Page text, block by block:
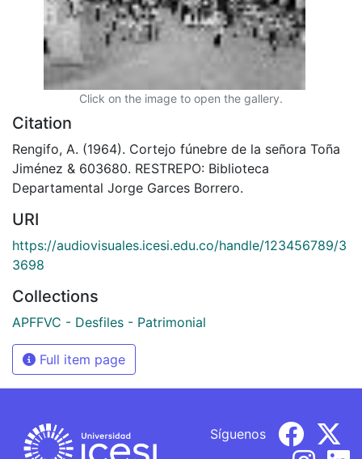
Click on the image to open the gallery.
Citation
Rengifo, A. (1964). Cortejo fúnebre de la señora Toña
Jiménez & 603680. RESTREPO: Biblioteca
Departamental Jorge Garces Borrero.
URI
https://audiovisuales.icesi.edu.co/handle/123456789/3
3698
Collections
APFFVC - Desfiles - Patrimonial
Full item page
Síguenos